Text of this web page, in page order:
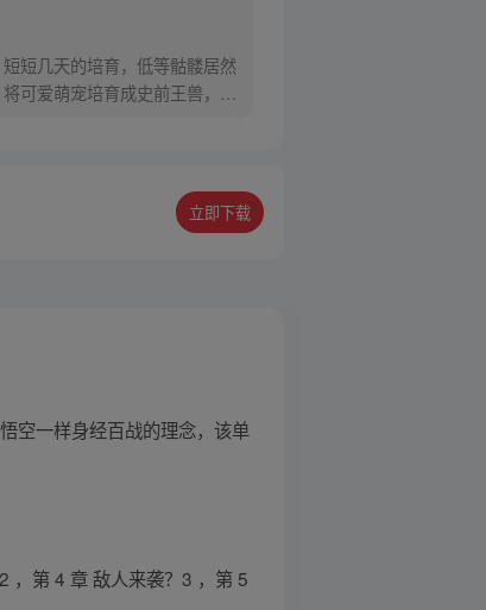
短几天的培育，低等骷髅居然
可爱萌宠培育成史前王兽，难
立即下载
空一样身经百战的理念，该单
，第 4 章 敌人来袭？3 ，第 5